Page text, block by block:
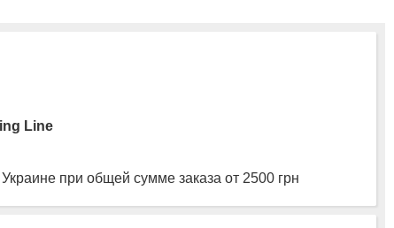
Line
при общей сумме заказа от 2500 грн